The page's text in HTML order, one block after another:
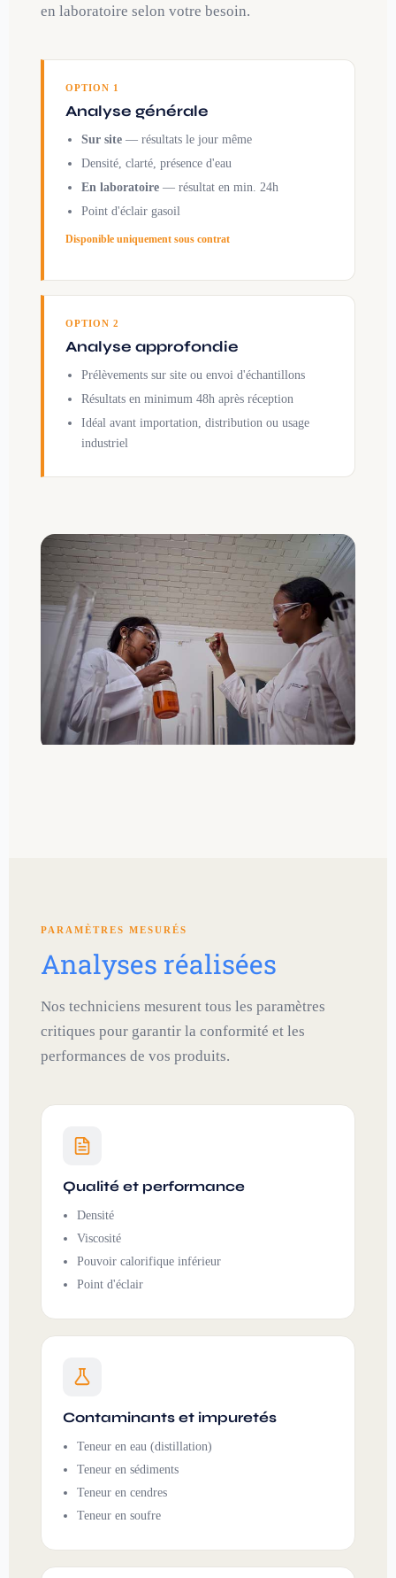
en laboratoire selon votre besoin.
OPTION 1
Analyse générale
Sur site — résultats le jour même
Densité, clarté, présence d'eau
En laboratoire — résultat en min. 24h
Point d'éclair gasoil
Disponible uniquement sous contrat
OPTION 2
Analyse approfondie
Prélèvements sur site ou envoi d'échantillons
Résultats en minimum 48h après réception
Idéal avant importation, distribution ou usage
industriel
PARAMÈTRES MESURÉS
Analyses réalisées
Nos techniciens mesurent tous les paramètres
critiques pour garantir la conformité et les
performances de vos produits.
Qualité et performance
Densité
Viscosité
Pouvoir calorifique inférieur
Point d'éclair
Contaminants et impuretés
Teneur en eau (distillation)
Teneur en sédiments
Teneur en cendres
Teneur en soufre